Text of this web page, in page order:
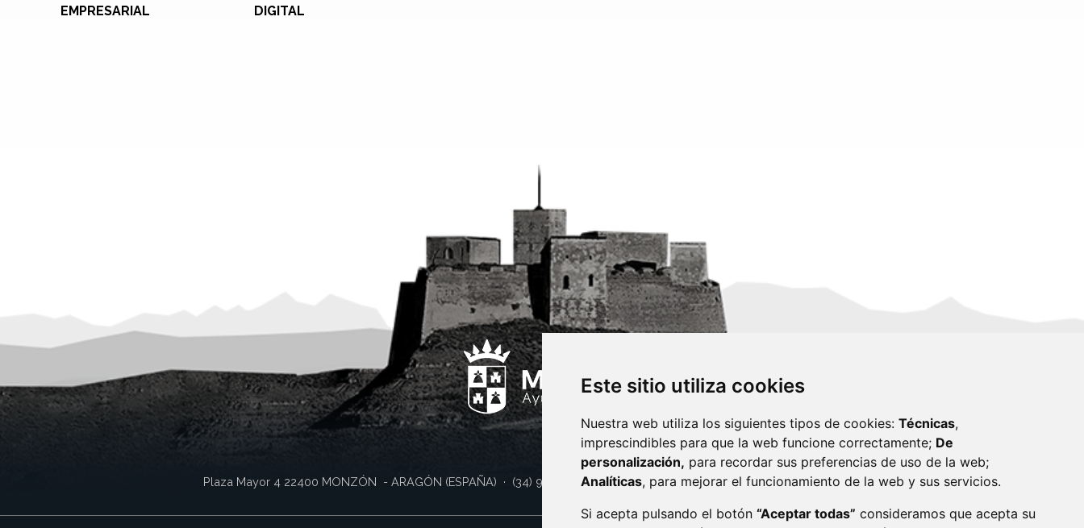
Este sitio utiliza cookies
Nuestra web utiliza los siguientes tipos de cookies: Técnicas,
imprescindibles para que la web funcione correctamente; De
personalización, para recordar sus preferencias de uso de la web;
Analíticas, para mejorar el funcionamiento de la web y sus servicios.
Si acepta pulsando el botón “Aceptar todas” consideramos que acepta su
EMPRESARIAL
DIGITAL
Plaza Mayor 4 22400 MONZÓN - ARAGÓN (ESPAÑA) · (34) 974 400 700 ·sac@monzon.es monzon.es